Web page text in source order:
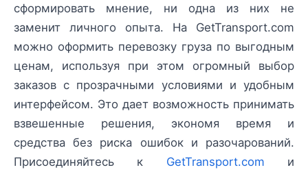
сформировать мнение, ни одна из них не
заменит личного опыта. На GetTransport.com
можно оформить перевозку груза по выгодным
ценам, используя при этом огромный выбор
заказов с прозрачными условиями и удобным
интерфейсом. Это дает возможность принимать
взвешенные решения, экономя время и
средства без риска ошибок и разочарований.
Присоединяйтесь к GetTransport.com и